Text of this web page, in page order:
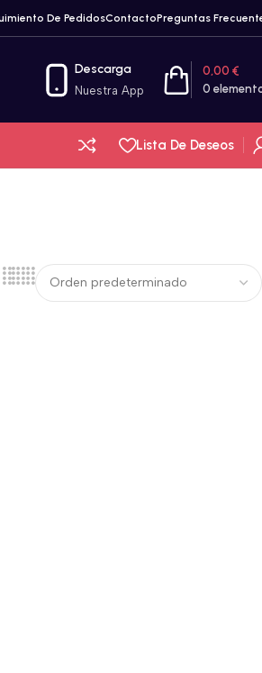
De PedidosContactoPreguntas
Descarga
Nuestra App 0
0,00 €
Lista De Deseos